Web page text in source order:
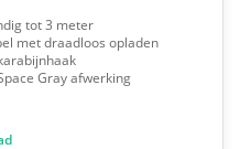
tot 3 meter
met draadloos opladen
Gray afwerking